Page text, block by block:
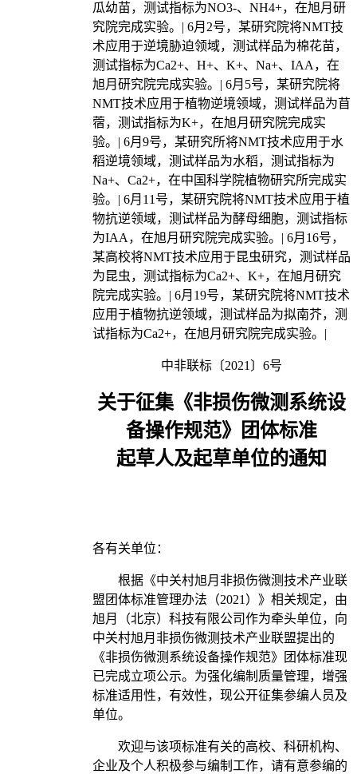
瓜幼苗，测试指标为NO3-、NH4+，在旭月研
究院完成实验。| 6月2号，某研究院将NMT技
术应用于逆境胁迫领域，测试样品为棉花苗，
测试指标为Ca2+、H+、K+、Na+、IAA，在
旭月研究院完成实验。| 6月5号，某研究院将
NMT技术应用于植物逆境领域，测试样品为苜
蓿，测试指标为K+，在旭月研究院完成实
验。| 6月9号，某研究所将NMT技术应用于水
稻逆境领域，测试样品为水稻，测试指标为
Na+、Ca2+，在中国科学院植物研究所完成实
验。| 6月11号，某研究院将NMT技术应用于植
物抗逆领域，测试样品为酵母细胞，测试指标
为IAA，在旭月研究院完成实验。| 6月16号，
某高校将NMT技术应用于昆虫研究，测试样品
为昆虫，测试指标为Ca2+、K+，在旭月研究
院完成实验。| 6月19号，某研究院将NMT技术
应用于植物抗逆领域，测试样品为拟南芥，测
试指标为Ca2+，在旭月研究院完成实验。|
中非联标〔2021〕6号
关于征集《非损伤微测系统设
备操作规范》团体标准
起草人及起草单位的通知
各有关单位：
根据《中关村旭月非损伤微测技术产业联
盟团体标准管理办法（2021）》相关规定，由
旭月（北京）科技有限公司作为牵头单位，向
中关村旭月非损伤微测技术产业联盟提出的
《非损伤微测系统设备操作规范》团体标准现
已完成立项公示。为强化编制质量管理，增强
标准适用性，有效性，现公开征集参编人员及
单位。
欢迎与该项标准有关的高校、科研机构、
企业及个人积极参与编制工作，请有意参编的